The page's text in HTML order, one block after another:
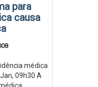
para
causa
médica
09h30 A